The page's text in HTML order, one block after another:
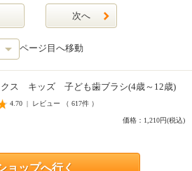
次へ
ページ目へ移動
クス キッズ 子ども歯ブラシ(4歳～12歳)
4.70 | レビュー （ 617件 ）
価格：1,210円(税込)
ョップへ行く